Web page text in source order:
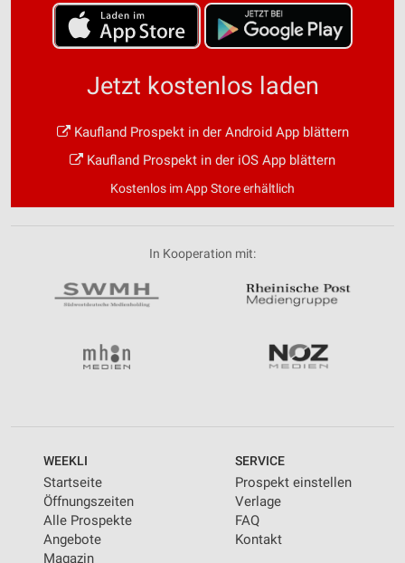
Jetzt kostenlos laden
Kaufland Prospekt in der Android App blättern
Kaufland Prospekt in der iOS App blättern
Kostenlos im App Store erhältlich
In Kooperation mit:
WEEKLI
Startseite
Öffnungszeiten
Alle Prospekte
Angebote
Magazin
SERVICE
Prospekt einstellen
Verlage
FAQ
Kontakt